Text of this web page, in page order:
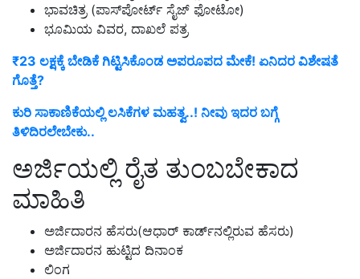
ಭಾವಚಿತ್ರ (ಪಾಸ್‌ಪೋರ್ಟ್ ಸೈಜ್ ಫೋಟೋ)
ಭೂಮಿಯ ವಿವರ, ದಾಖಲೆ ಪತ್ರ
₹23 ಲಕ್ಷಕ್ಕೆ ಬೇಡಿಕೆ ಗಿಟ್ಟಿಸಿಕೊಂಡ ಅಪರೂಪದ ಮೇಕೆ! ಏನಿದರ ವಿಶೇಷತೆ
ಗೊತ್ತೆ?
ಕುರಿ ಸಾಕಾಣಿಕೆಯಲ್ಲಿ ಲಸಿಕೆಗಳ ಮಹತ್ವ..! ನೀವು ಇದರ ಬಗ್ಗೆ
ತಿಳಿದಿರಲೇಬೇಕು..
ಅರ್ಜಿಯಲ್ಲಿ ರೈತ ತುಂಬಬೇಕಾದ
ಮಾಹಿತಿ
ಅರ್ಜಿದಾರನ ಹೆಸರು(ಆಧಾರ್ ಕಾರ್ಡ್‌ನಲ್ಲಿರುವ ಹೆಸರು)
ಅರ್ಜಿದಾರನ ಹುಟ್ಟಿದ ದಿನಾಂಕ
ಲಿಂಗ